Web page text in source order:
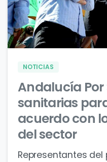
NOTICIAS
Andalucía Por
sanitarias
acuerdo con
del sector
Representantes